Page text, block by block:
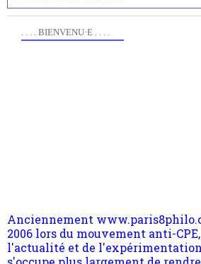
. . . . BIENVENU·E . . . .
s'occupe plus largement de
transformation dans les
suivant la pensée du Dehors ou du
nomme les métaphysiciens